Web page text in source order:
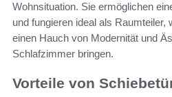
Wohnsituation. Sie ermöglichen
und fungieren ideal als Raumteiler,
einen Hauch von Modernität und
Schlafzimmer bringen.
Vorteile von